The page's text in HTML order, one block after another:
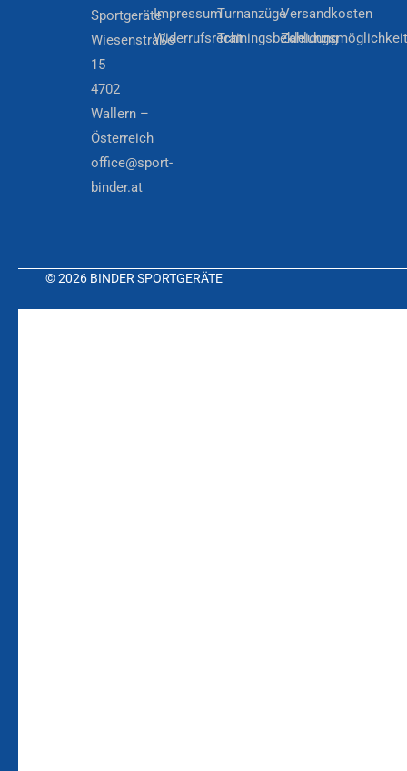
Sportgeräte
Wiesenstraße
15
4702
Wallern –
Österreich
office@sport-
binder.at
Impressum
Widerrufsrecht
Turnanzüge
Trainingsbekleidung
Versandkosten
© 2026 BINDER SPORTGERÄTE